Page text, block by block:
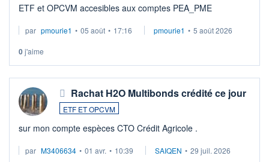
ETF et OPCVM accesibles aux comptes PEA_PME
par pmourie1 • 05 août • 17:16 pmourie1 • 5 août 2026
0j'aime
Rachat H2O Multibonds crédité ce jour
ETF ET OPCVM
sur mon compte espèces CTO Crédit Agricole .
par M3406634 • 01 avr. • 10:39 SAIQEN • 29 juil. 2026